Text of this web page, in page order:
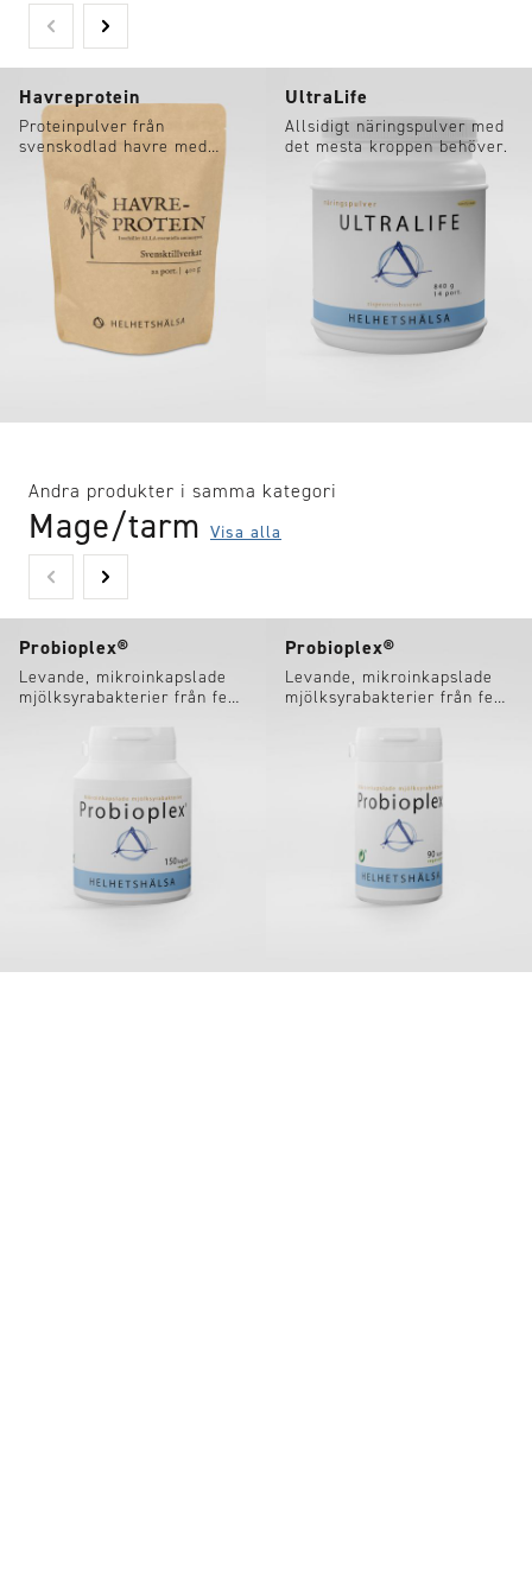
Havreprotein
Proteinpulver från
svenskodlad havre med
hela 55% proteininnehåll.
UltraLife
Allsidigt näringspulver med
det mesta kroppen behöver.
Andra produkter i samma kategori
Mage/tarm Visa alla
Probioplex®
Levande, mikroinkapslade
mjölksyrabakterier från fem
Probioplex®
Levande, mikroinkapslade
mjölksyrabakterier från fem